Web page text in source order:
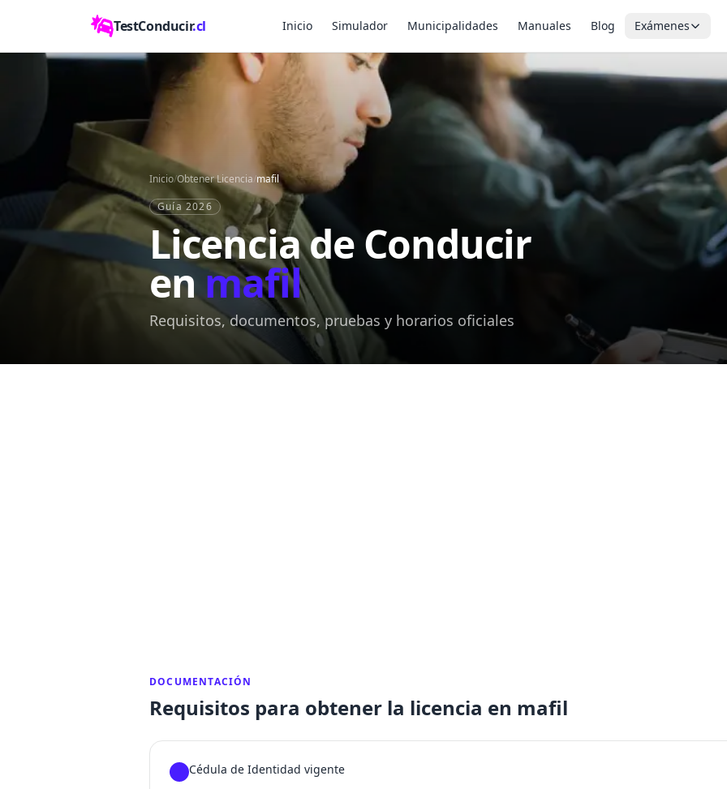
TestConducir.cl Inicio Simulador Municipalidades Manuales Blog Exámenes
Inicio/Obtener Licencia/mafil
Guía 2026
Licencia de Conducir
enmafil
Requisitos, documentos, pruebas y horarios oficiales
DOCUMENTACIÓN
Requisitos para obtener la licencia en mafil
Cédula de Identidad vigente